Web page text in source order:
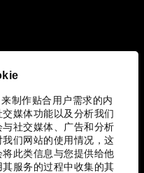
制作贴合用户需求的内
媒体功能以及分析我们
社交媒体、广告和分析
们网站的使用情况，这
此类信息与您提供给他
服务的过程中收集的其